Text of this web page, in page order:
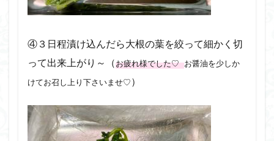
④３日程漬け込んだら大根の葉を絞って細かく切
って出来上がり～（ お疲れ様でした♡お醤油を少しか
けてお召し上り下さいませ♡ ）